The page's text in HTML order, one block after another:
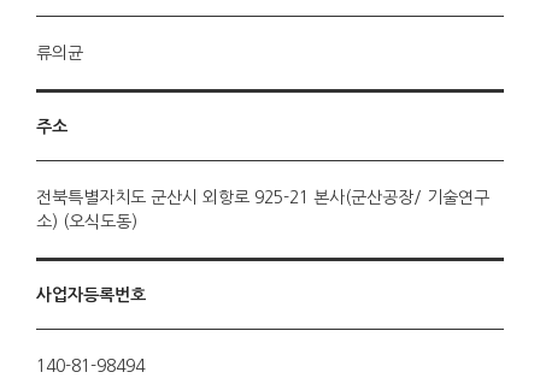
류의균
주소
전북특별자치도 군산시 외항로 925-21 본사(군산공장/ 기술연구
소) (오식도동)
사업자등록번호
140-81-98494